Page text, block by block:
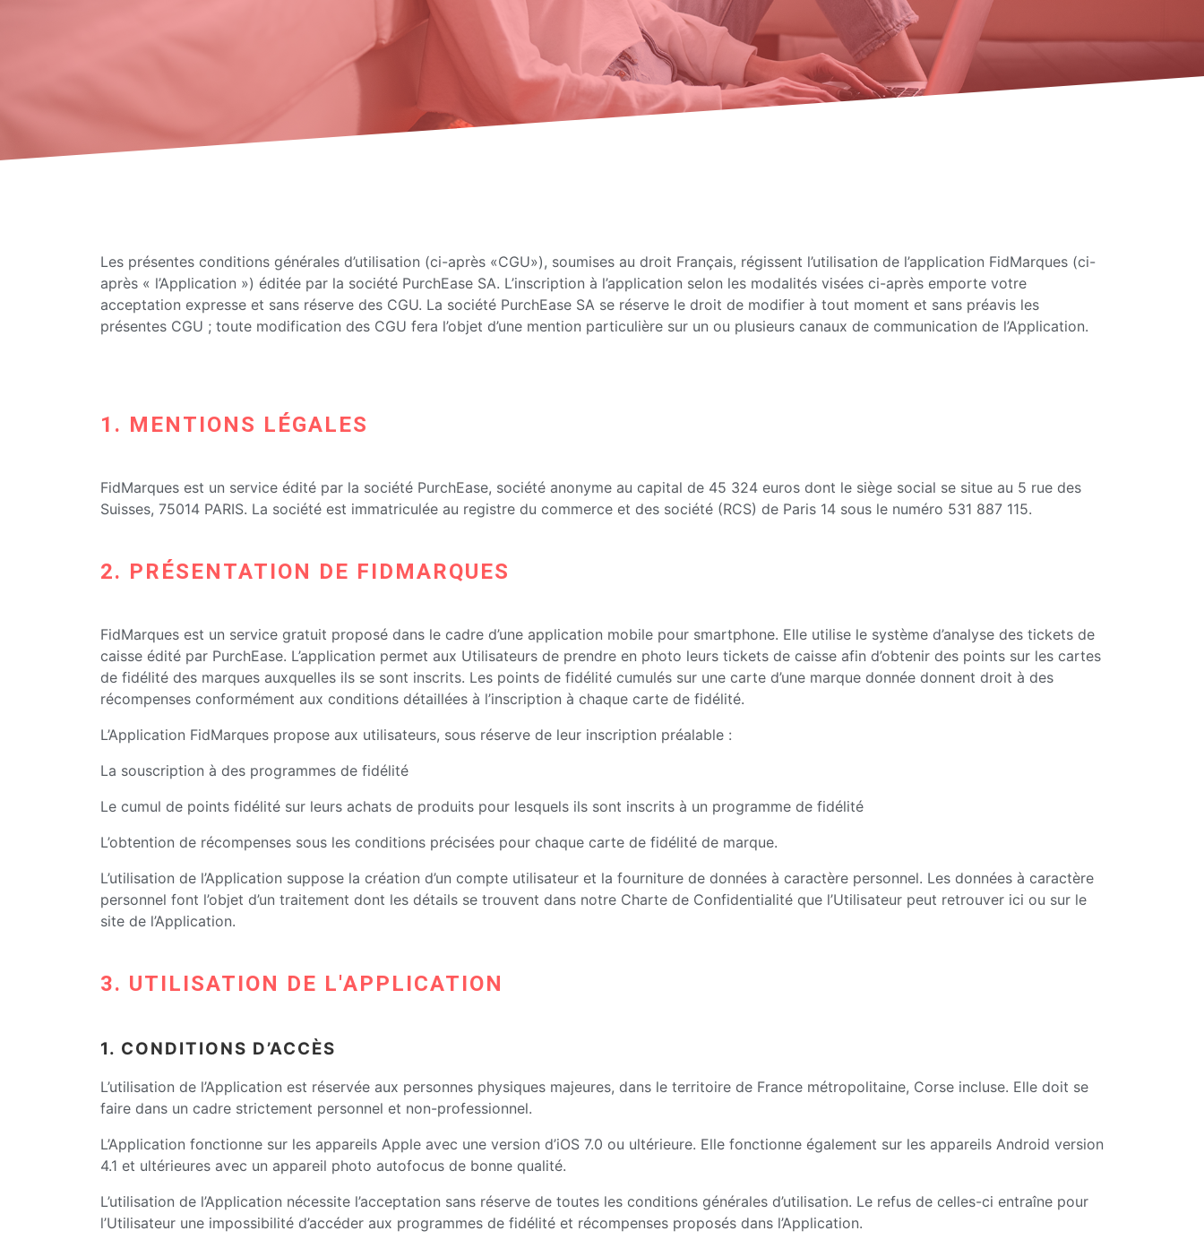
Les présentes conditions générales d’utilisation (ci-après «CGU»), soumises au droit Français, régissent l’utilisation de l’application FidMarques (ci-
après « l’Application ») éditée par la société PurchEase SA. L’inscription à l’application selon les modalités visées ci-après emporte votre
acceptation expresse et sans réserve des CGU. La société PurchEase SA se réserve le droit de modifier à tout moment et sans préavis les
présentes CGU ; toute modification des CGU fera l’objet d’une mention particulière sur un ou plusieurs canaux de communication de l’Application.
1. MENTIONS LÉGALES
FidMarques est un service édité par la société PurchEase, société anonyme au capital de 45 324 euros dont le siège social se situe au 5 rue des
Suisses, 75014 PARIS. La société est immatriculée au registre du commerce et des société (RCS) de Paris 14 sous le numéro 531 887 115.
2. PRÉSENTATION DE FIDMARQUES
FidMarques est un service gratuit proposé dans le cadre d’une application mobile pour smartphone. Elle utilise le système d’analyse des tickets de
caisse édité par PurchEase. L’application permet aux Utilisateurs de prendre en photo leurs tickets de caisse afin d’obtenir des points sur les cartes
de fidélité des marques auxquelles ils se sont inscrits. Les points de fidélité cumulés sur une carte d’une marque donnée donnent droit à des
récompenses conformément aux conditions détaillées à l’inscription à chaque carte de fidélité.
L’Application FidMarques propose aux utilisateurs, sous réserve de leur inscription préalable :
La souscription à des programmes de fidélité
Le cumul de points fidélité sur leurs achats de produits pour lesquels ils sont inscrits à un programme de fidélité
L’obtention de récompenses sous les conditions précisées pour chaque carte de fidélité de marque.
L’utilisation de l’Application suppose la création d’un compte utilisateur et la fourniture de données à caractère personnel. Les données à caractère
personnel font l’objet d’un traitement dont les détails se trouvent dans notre Charte de Confidentialité que l’Utilisateur peut retrouver ici ou sur le
site de l’Application.
3. UTILISATION DE L'APPLICATION
1. CONDITIONS D’ACCÈS
L’utilisation de l’Application est réservée aux personnes physiques majeures, dans le territoire de France métropolitaine, Corse incluse. Elle doit se
faire dans un cadre strictement personnel et non-professionnel.
L’Application fonctionne sur les appareils Apple avec une version d’iOS 7.0 ou ultérieure. Elle fonctionne également sur les appareils Android version
4.1 et ultérieures avec un appareil photo autofocus de bonne qualité.
L’utilisation de l’Application nécessite l’acceptation sans réserve de toutes les conditions générales d’utilisation. Le refus de celles-ci entraîne pour
l’Utilisateur une impossibilité d’accéder aux programmes de fidélité et récompenses proposés dans l’Application.